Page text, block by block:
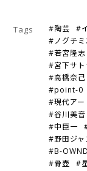
Tags #陶芸 #
#ノグチミ
#若宮隆志
#宮下サト
#高橋奈己
#point-0
#現代アー
#谷川美音
#中臣一
#野田ジャ
#B-OWND
#骨壺
#